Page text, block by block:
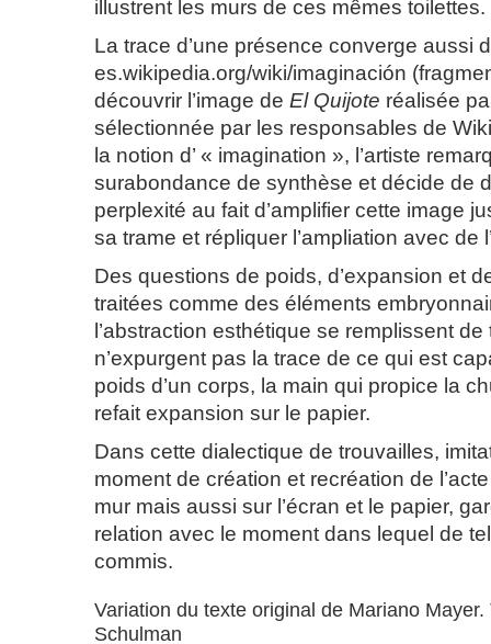
illustrent les murs de ces mêmes toilettes.
La trace d’une présence converge aussi
es.wikipedia.org/wiki/imaginación
découvrir l’image de El Quijote réalisée
sélectionnée par les responsables de
la notion d’ « imagination », l’artiste
surabondance de synthèse et décide de
perplexité au fait d’amplifier cette image
sa trame et répliquer l’ampliation avec de
Des questions de poids, d’expansion et
traitées comme des éléments
l’abstraction esthétique se remplissent
n’expurgent pas la trace de ce qui est
poids d’un corps, la main qui propice la
refait expansion sur le papier.
Dans cette dialectique de trouvailles,
moment de création et recréation de
mur mais aussi sur l’écran et le papier,
relation avec le moment dans lequel de
commis.
Variation du texte original de Mariano
Schulman